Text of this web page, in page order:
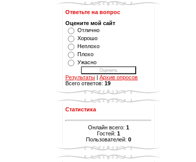
Ответьте на вопрос
Оцените мой сайт
Отлично
Хорошо
Неплохо
Плохо
Ужасно
Результаты | Архив опросов
Всего ответов: 19
Статистика
Онлайн всего: 1
Гостей: 1
Пользователей: 0